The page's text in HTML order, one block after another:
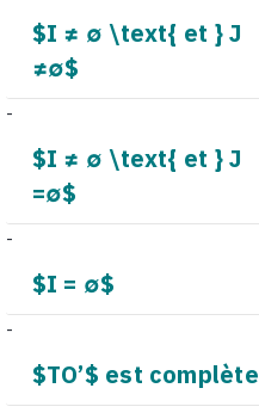
$I ≠ ∅ \text{ et } J
≠∅$
-
$I ≠ ∅ \text{ et } J
=∅$
-
$I = ∅$
-
$TO’$ est complète